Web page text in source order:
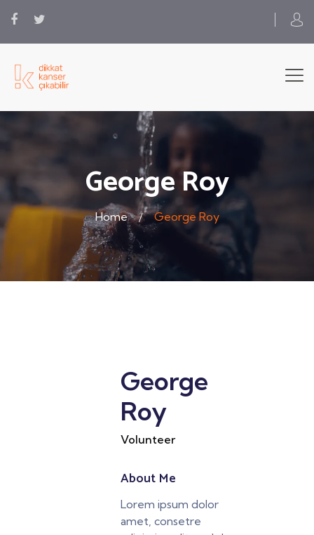
George Roy
Home George Roy
George
Roy
Volunteer
About Me
Lorem ipsum dolor
amet, consetre